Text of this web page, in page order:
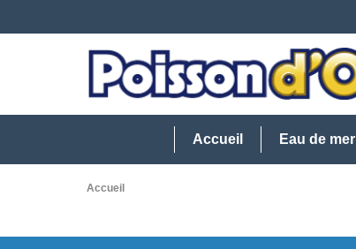
Accueil Eau de mer
Accueil